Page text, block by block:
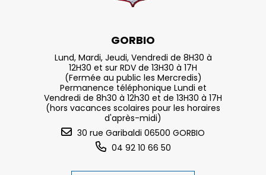
GORBIO
Lund, Mardi, Jeudi, Vendredi de 8H30 à
12H30 et sur RDV de 13H30 à 17H
(Fermée au public les Mercredis)
Permanence téléphonique Lundi et
Vendredi de 8h30 à 12h30 et de 13H30 à 17H
(hors vacances scolaires pour les horaires
d'après-midi)
30 rue Garibaldi 06500 GORBIO
04 92 10 66 50